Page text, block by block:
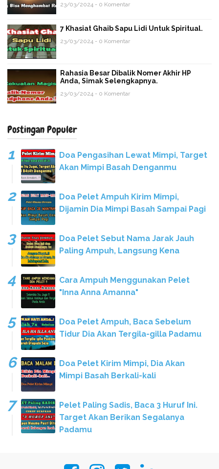
23/03/2024 - 0 Komentar
7 Khasiat Ghaib Sapu Lidi Untuk Spiritual.
23/03/2024 - 0 Komentar
Rahasia Besar Dibalik Nomer Akhir HP
Anda, Simak Selengkapnya.
23/03/2024 - 0 Komentar
Postingan Populer
Doa Pengasihan Lewat Mimpi, Target
Akan Mimpi Basah Denganmu
Doa Pelet Ampuh Kirim Mimpi,
Dijamin Dia Mimpi Basah Sampai Pagi
Doa Pelet Sebut Nama Jarak Jauh
Paling Ampuh, Langsung Kena
Cara Ampuh Menggunakan Pelet
"Inna Anna Amanna"
Doa Pelet Ampuh, Baca Sebelum
Tidur Dia Akan Tergila-gilla Padamu
Doa Pelet Kirim Mimpi, Dia Akan
Mimpi Basah Berkali-kali
Pelet Paling Sadis, Baca 3 Huruf Ini.
Target Akan Berikan Segalanya
Padamu